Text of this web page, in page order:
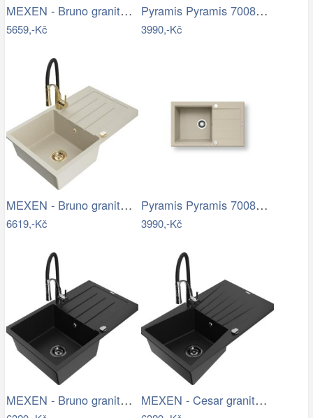
MEXEN - Bruno granitový dřez s…
5659,-Kč
Pyramis Pyramis 70083601 - Kuchyňský…
3990,-Kč
MEXEN - Bruno granitový dřez s…
6619,-Kč
Pyramis Pyramis 70083601 - Kuchyňský…
3990,-Kč
MEXEN - Bruno granitový dřez s… MEXEN - Cesar granitový dřez s…